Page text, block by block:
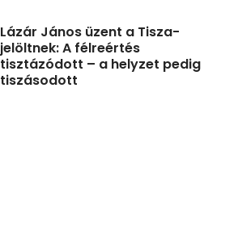
Lázár János üzent a Tisza-
jelöltnek: A félreértés
tisztázódott – a helyzet pedig
tiszásodott